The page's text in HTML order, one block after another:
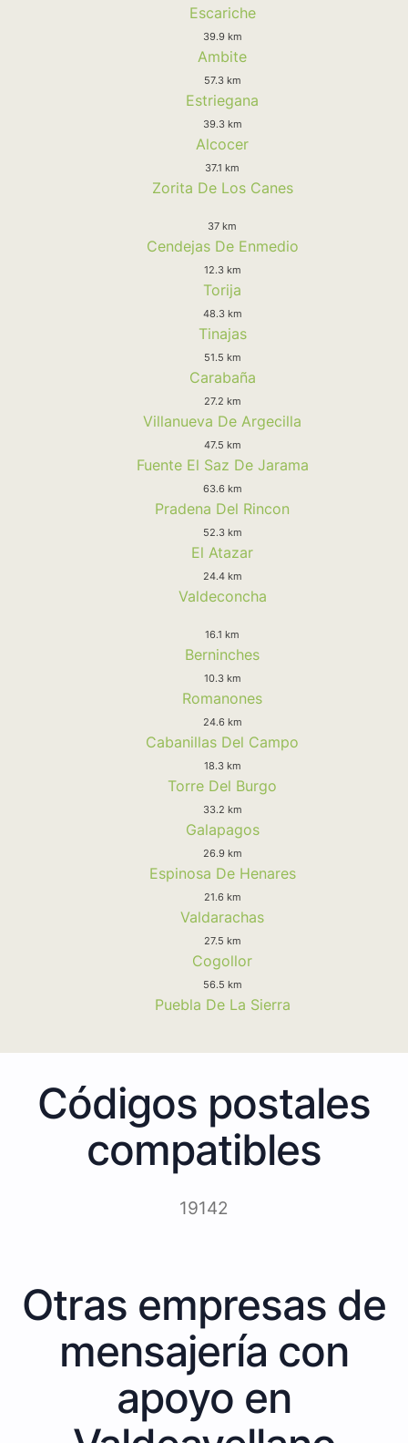
Escariche
39.9 km
Ambite
57.3 km
Estriegana
39.3 km
Alcocer
37.1 km
Zorita De Los Canes
37 km
Cendejas De Enmedio
12.3 km
Torija
48.3 km
Tinajas
51.5 km
Carabaña
27.2 km
Villanueva De Argecilla
47.5 km
Fuente El Saz De Jarama
63.6 km
Pradena Del Rincon
52.3 km
El Atazar
24.4 km
Valdeconcha
16.1 km
Berninches
10.3 km
Romanones
24.6 km
Cabanillas Del Campo
18.3 km
Torre Del Burgo
33.2 km
Galapagos
26.9 km
Espinosa De Henares
21.6 km
Valdarachas
27.5 km
Cogollor
56.5 km
Puebla De La Sierra
Códigos postales
compatibles
19142
Otras empresas de
mensajería con
apoyo en